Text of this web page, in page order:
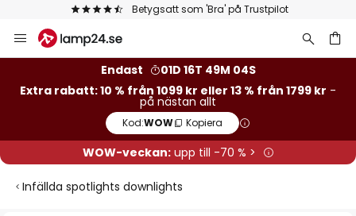
Betygsatt som 'Bra' på Trustpilot
Hoppa
till
Endast
01D 16T 49M 04S
Extra rabatt: 10 % från 1099 kr eller 13 % från 1799 kr -
på nästan allt
Kod:WOW Kopiera
WOW-veckan:upp till -70 % >
Infällda spotlights downlights